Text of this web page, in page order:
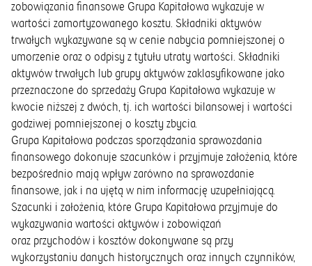
zobowiązania finansowe Grupa Kapitałowa wykazuje w
wartości zamortyzowanego kosztu. Składniki aktywów
trwałych wykazywane są w cenie nabycia pomniejszonej o
umorzenie oraz o odpisy z tytułu utraty wartości. Składniki
aktywów trwałych lub grupy aktywów zaklasyfikowane jako
przeznaczone do sprzedaży Grupa Kapitałowa wykazuje w
kwocie niższej z dwóch, tj. ich wartości bilansowej i wartości
godziwej pomniejszonej o koszty zbycia.
Grupa Kapitałowa podczas sporządzania sprawozdania
finansowego dokonuje szacunków i przyjmuje założenia, które
bezpośrednio mają wpływ zarówno na sprawozdanie
finansowe, jak i na ujętą w nim informację uzupełniającą.
Szacunki i założenia, które Grupa Kapitałowa przyjmuje do
wykazywania wartości aktywów i zobowiązań
oraz przychodów i kosztów dokonywane są przy
wykorzystaniu danych historycznych oraz innych czynników,